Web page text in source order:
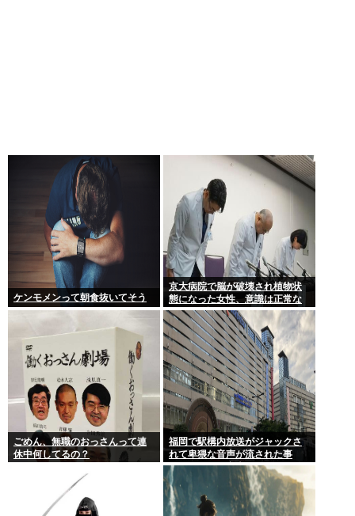
ケンモメンって朝食抜いてそう
京大病院で脳が破壊され植物状
態になった女性、意識は正常な
ことが確認されおわる
ごめん、無職のおっさんって連
休中何してるの？
福岡で駅構内放送がジャックさ
れて卑猥な音声が流された事
件、やはり元音声は動ありの動
画だった